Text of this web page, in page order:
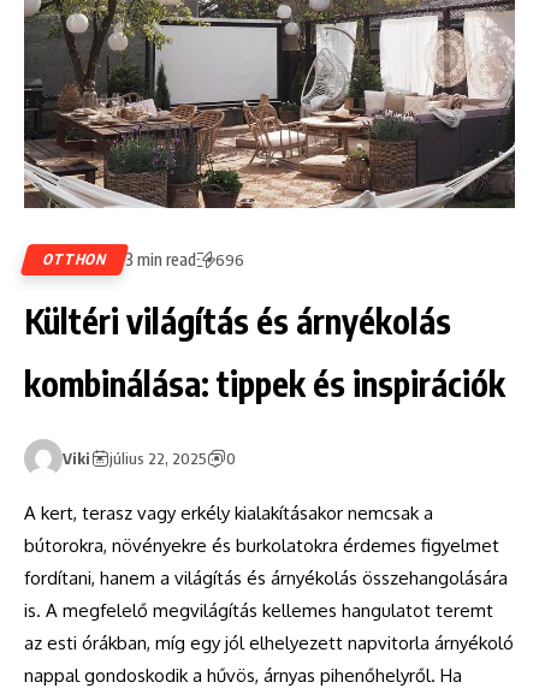
OTTHON 3 min read 696
Kültéri világítás és árnyékolás
kombinálása: tippek és inspirációk
Viki július 22, 2025 0
A kert, terasz vagy erkély kialakításakor nemcsak a
bútorokra, növényekre és burkolatokra érdemes figyelmet
fordítani, hanem a világítás és árnyékolás összehangolására
is. A megfelelő megvilágítás kellemes hangulatot teremt
az esti órákban, míg egy jól elhelyezett napvitorla árnyékoló
nappal gondoskodik a hűvös, árnyas pihenőhelyről. Ha